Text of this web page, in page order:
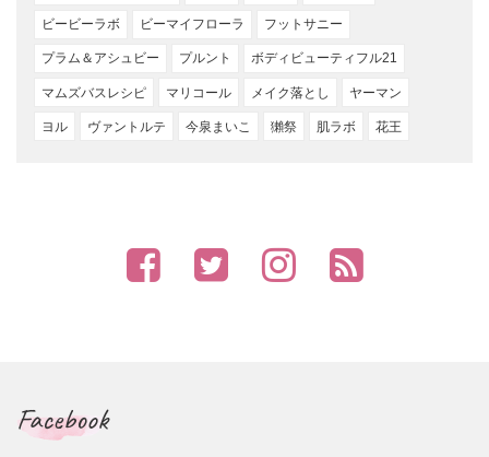
ビービーラボ ビーマイフローラ フットサニー
プラム＆アシュビー プルント ボディビューティフル21
マムズバスレシピ マリコール メイク落とし ヤーマン
ヨル ヴァントルテ 今泉まいこ 獺祭 肌ラボ 花王
Facebook